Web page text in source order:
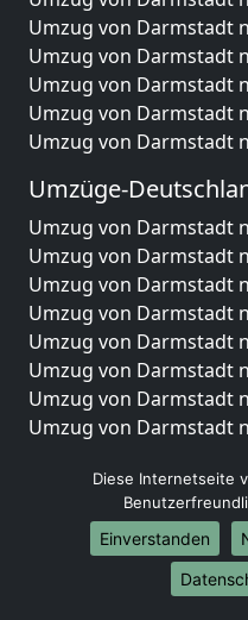
Umzug von Darmstadt
Umzug von Darmstadt
Umzug von Darmstadt
Umzug von Darmstadt
Umzug von Darmstadt
Umzüge-
Umzug von Darmstadt
Umzug von Darmstadt
Umzug von Darmstadt
Umzug von Darmstadt
Umzug von Darmstadt
Umzug von Darmstadt
Umzug von Darmstadt
Umzug von Darmstadt
Umzug von Darmstadt
Umzug von Darmstadt
Umzug von Darmstadt
Umzug von Darmstadt
Umzug von Darmstadt
Diese Internetseite
Einverstanden